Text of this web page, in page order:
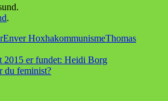
.
Enver HoxhakommunismeThomas
2015 er fundet: Heidi Borg
du feminist?